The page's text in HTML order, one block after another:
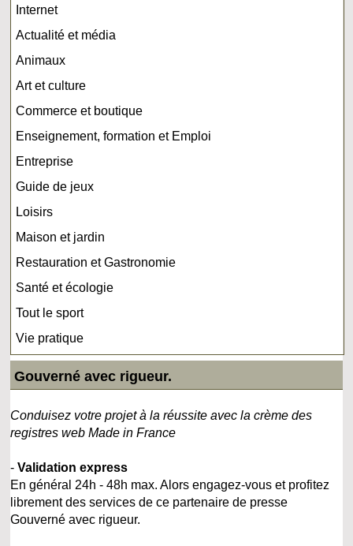
Internet
Actualité et média
Animaux
Art et culture
Commerce et boutique
Enseignement, formation et Emploi
Entreprise
Guide de jeux
Loisirs
Maison et jardin
Restauration et Gastronomie
Santé et écologie
Tout le sport
Vie pratique
Gouverné avec rigueur.
Conduisez votre projet à la réussite avec la crème des
registres web Made in France
-Validation express
En général 24h - 48h max. Alors engagez-vous et profitez
librement des services de ce partenaire de presse
Gouverné avec rigueur.